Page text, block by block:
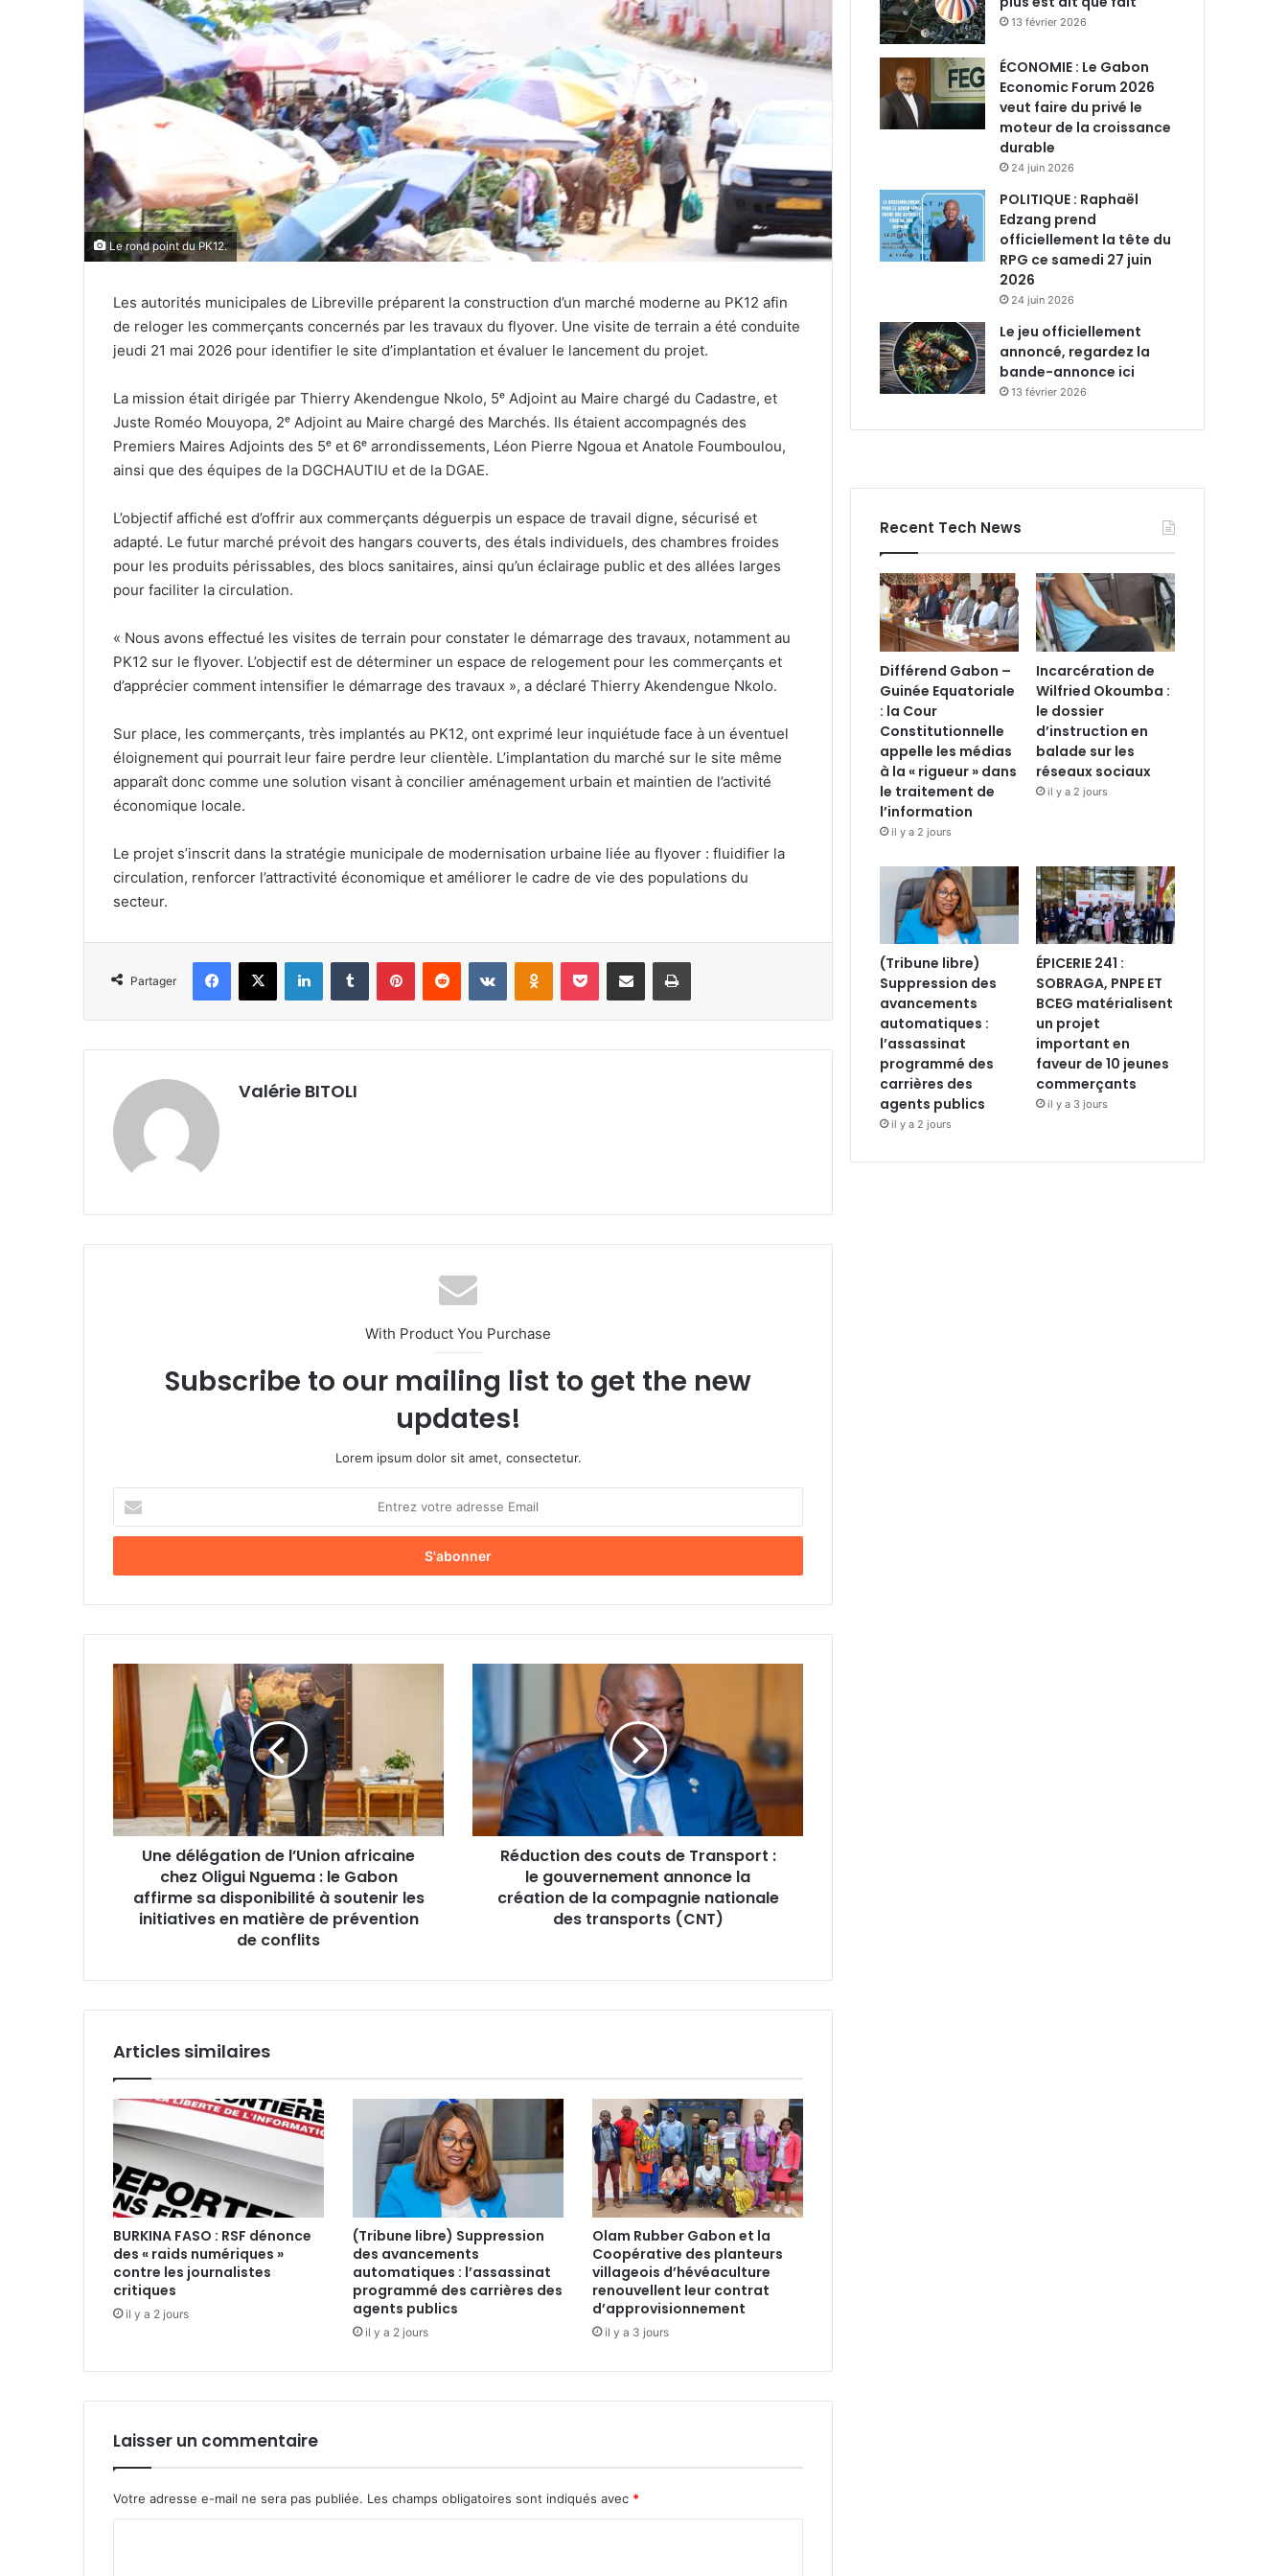
r
i
e
l
Le rond point du PK12.
Les autorités municipales de Libreville préparent la construction d’un marché moderne au PK12 afin
de reloger les commerçants concernés par les travaux du flyover. Une visite de terrain a été conduite
jeudi 21 mai 2026 pour identifier le site d’implantation et évaluer le lancement du projet.
La mission était dirigée par Thierry Akendengue Nkolo, 5ᵉ Adjoint au Maire chargé du Cadastre, et
Juste Roméo Mouyopa, 2ᵉ Adjoint au Maire chargé des Marchés. Ils étaient accompagnés des
Premiers Maires Adjoints des 5ᵉ et 6ᵉ arrondissements, Léon Pierre Ngoua et Anatole Foumboulou,
ainsi que des équipes de la DGCHAUTIU et de la DGAE.
L’objectif affiché est d’offrir aux commerçants déguerpis un espace de travail digne, sécurisé et
adapté. Le futur marché prévoit des hangars couverts, des étals individuels, des chambres froides
pour les produits périssables, des blocs sanitaires, ainsi qu’un éclairage public et des allées larges
pour faciliter la circulation.
« Nous avons effectué les visites de terrain pour constater le démarrage des travaux, notamment au
PK12 sur le flyover. L’objectif est de déterminer un espace de relogement pour les commerçants et
d’apprécier comment intensifier le démarrage des travaux », a déclaré Thierry Akendengue Nkolo.
Sur place, les commerçants, très implantés au PK12, ont exprimé leur inquiétude face à un éventuel
éloignement qui pourrait leur faire perdre leur clientèle. L’implantation du marché sur le site même
apparaît donc comme une solution visant à concilier aménagement urbain et maintien de l’activité
économique locale.
Le projet s’inscrit dans la stratégie municipale de modernisation urbaine liée au flyover : fluidifier la
circulation, renforcer l’attractivité économique et améliorer le cadre de vie des populations du
secteur.
Partager
Valérie BITOLI
With Product You Purchase
Subscribe to our mailing list to get the new
updates!
Lorem ipsum dolor sit amet, consectetur.
t
e
o
r
e
s
s
e
U
é
l
g
a
U
i
o
n
f
i
c
a
i
n
e
c
h
l
g
N
g
Une délégation de l’Union africaine
chez Oligui Nguema : le Gabon
affirme sa disponibilité à soutenir les
initiatives en matière de prévention
de conflits
é
u
c
i
o
n
d
r
a
n
s
p
o
r
t
:
l
e
g
r
n
t
Réduction des couts de Transport :
le gouvernement annonce la
création de la compagnie nationale
des transports (CNT)
Articles similaires
BURKINA FASO : RSF dénonce
des « raids numériques »
contre les journalistes
critiques
il y a 2 jours
(Tribune libre) Suppression
des avancements
automatiques : l’assassinat
programmé des carrières des
agents publics
il y a 2 jours
Olam Rubber Gabon et la
Coopérative des planteurs
villageois d’hévéaculture
renouvellent leur contrat
d’approvisionnement
il y a 3 jours
Laisser un commentaire
Votre adresse e-mail ne sera pas publiée. Les champs obligatoires sont indiqués avec *
13 février 2026
ÉCONOMIE : Le Gabon
Economic Forum 2026
veut faire du privé le
moteur de la croissance
durable
24 juin 2026
POLITIQUE : Raphaël
Edzang prend
officiellement la tête du
RPG ce samedi 27 juin
2026
24 juin 2026
Le jeu officiellement
annoncé, regardez la
bande-annonce ici
13 février 2026
Recent Tech News
Différend Gabon –
Guinée Equatoriale
: la Cour
Constitutionnelle
appelle les médias
à la « rigueur » dans
le traitement de
l’information
il y a 2 jours
Incarcération de
Wilfried Okoumba :
le dossier
d’instruction en
balade sur les
réseaux sociaux
il y a 2 jours
(Tribune libre)
Suppression des
avancements
automatiques :
l’assassinat
programmé des
carrières des
agents publics
il y a 2 jours
ÉPICERIE 241 :
SOBRAGA, PNPE ET
BCEG matérialisent
un projet
important en
faveur de 10 jeunes
commerçants
il y a 3 jours